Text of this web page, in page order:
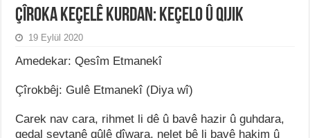
Çîroka Keçelê Kurdan: Keçelo Û Qijik
19 Eylül 2020
Amedekar: Qesîm Etmanekî
Çîrokbêj: Gulê Etmanekî (Diya wî)
Carek nav cara, rihmet li dê û bavê hazir û guhdara,
qedal şeytanê qûlê dîwara, nelet bê li bavê hakim û